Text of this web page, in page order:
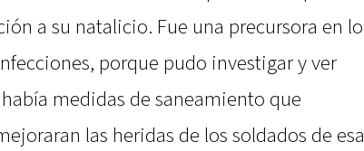
a su natalicio. Fue una precursora en lo
porque pudo investigar y ver
medidas de saneamiento que
las heridas de los soldados de esa